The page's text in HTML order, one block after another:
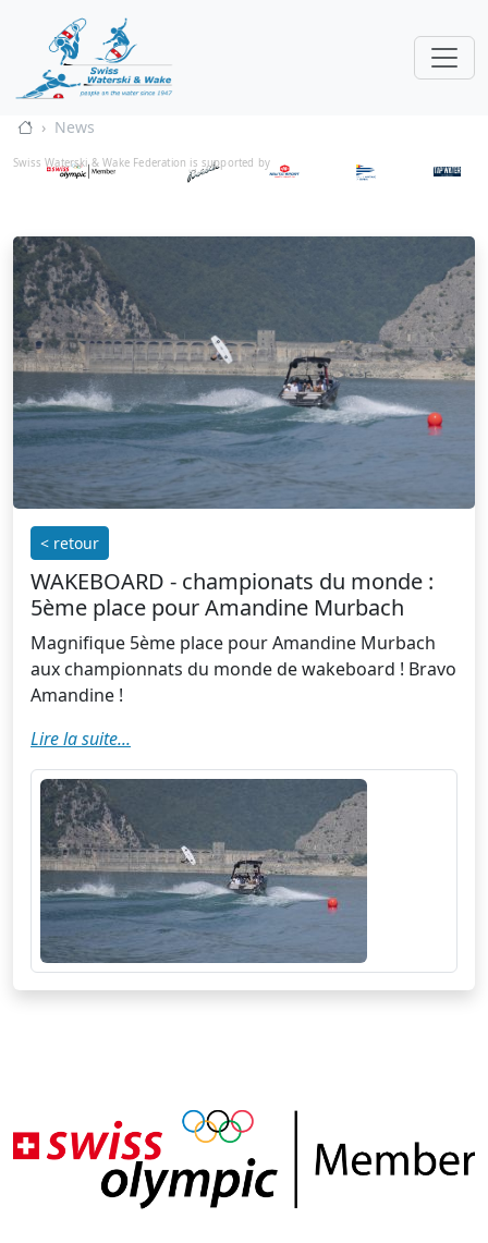
News
Swiss Waterski & Wake Federation is supported by
< retour
WAKEBOARD - championats du monde :
5ème place pour Amandine Murbach
Magnifique 5ème place pour Amandine Murbach
aux championnats du monde de wakeboard ! Bravo
Amandine !
Lire la suite...